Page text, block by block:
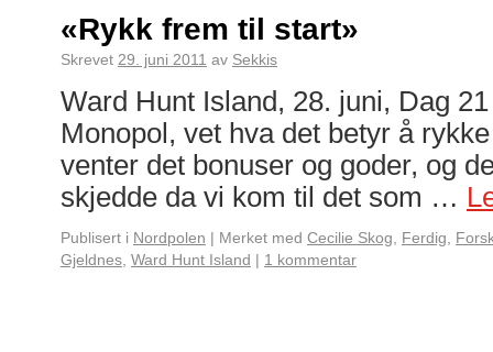
«Rykk frem til start»
Skrevet 29. juni 2011 av Sekkis
Ward Hunt Island, 28. juni, Dag
Monopol, vet hva det betyr å
venter det bonuser og goder, og
skjedde da vi kom til det som …
Publisert i Nordpolen | Merket med Cecilie Skog Ferdig
Gjeldnes Ward Hunt Island | 1 kommentar